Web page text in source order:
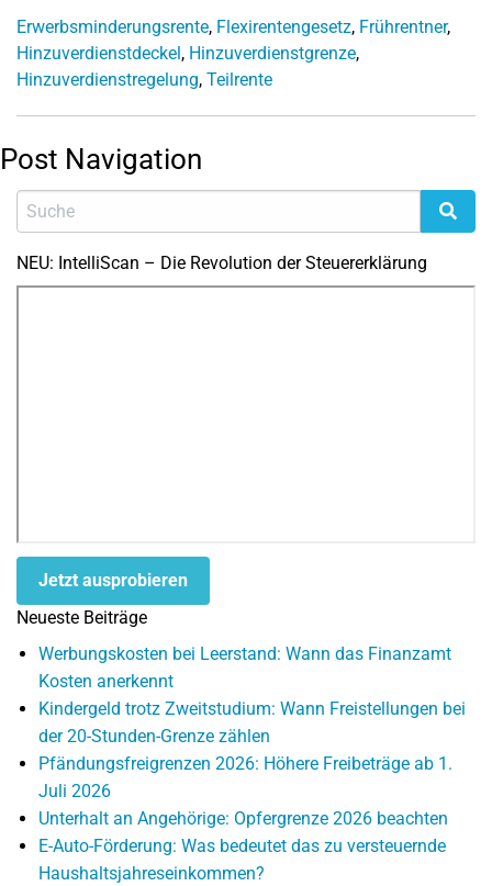
Erwerbsminderungsrente, Flexirentengesetz, Frührentner,
Hinzuverdienstdeckel, Hinzuverdienstgrenze,
Hinzuverdienstregelung, Teilrente
Post Navigation
NEU: IntelliScan – Die Revolution der Steuererklärung
Jetzt ausprobieren
Neueste Beiträge
Werbungskosten bei Leerstand: Wann das Finanzamt
Kosten anerkennt
Kindergeld trotz Zweitstudium: Wann Freistellungen bei
der 20-Stunden-Grenze zählen
Pfändungsfreigrenzen 2026: Höhere Freibeträge ab 1.
Juli 2026
Unterhalt an Angehörige: Opfergrenze 2026 beachten
E-Auto-Förderung: Was bedeutet das zu versteuernde
Haushaltsjahreseinkommen?